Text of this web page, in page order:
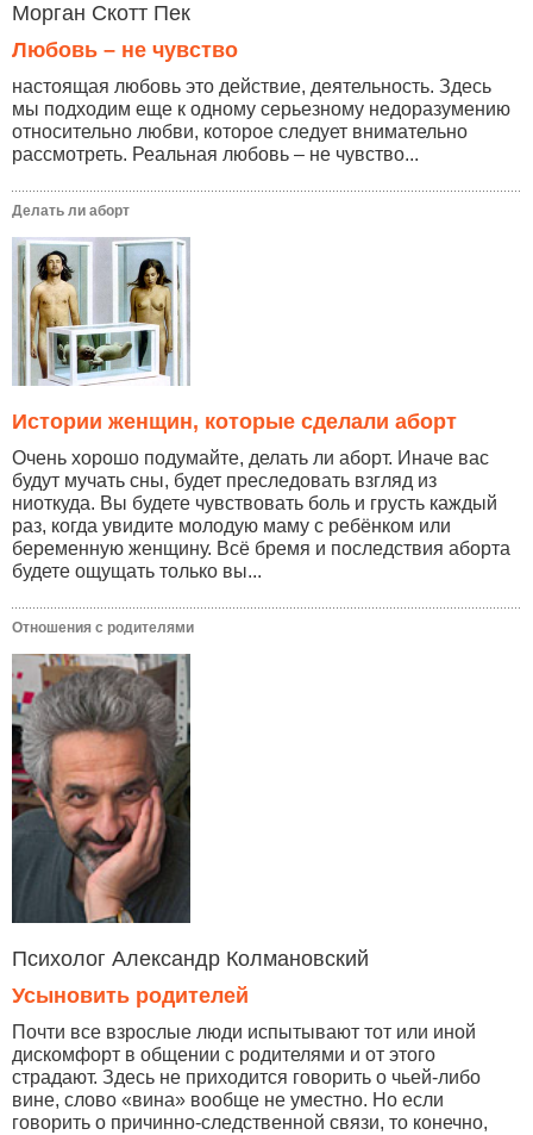
Морган Скотт Пек
Любовь – не чувство
настоящая любовь это действие, деятельность. Здесь
мы подходим еще к одному серьезному недоразумению
относительно любви, которое следует внимательно
рассмотреть. Реальная любовь – не чувство...
Делать ли аборт
Истории женщин, которые сделали аборт
Очень хорошо подумайте, делать ли аборт. Иначе вас
будут мучать сны, будет преследовать взгляд из
ниоткуда. Вы будете чувствовать боль и грусть каждый
раз, когда увидите молодую маму с ребёнком или
беременную женщину. Всё бремя и последствия аборта
будете ощущать только вы...
Отношения с родителями
Психолог Александр Колмановский
Усыновить родителей
Почти все взрослые люди испытывают тот или иной
дискомфорт в общении с родителями и от этого
страдают. Здесь не приходится говорить о чьей-либо
вине, слово «вина» вообще не уместно. Но если
говорить о причинно-следственной связи, то конечно,